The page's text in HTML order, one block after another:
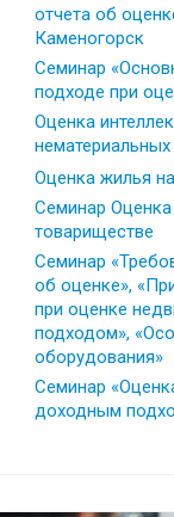
отчета об
Каменогорск
Семинар
подходе при
Оценка
нематериальных
Оценка жилья
Семинар
товариществе
Семинар
об оценке»,
при оценке
подходом»,
оборудования»
Семинар
доходным